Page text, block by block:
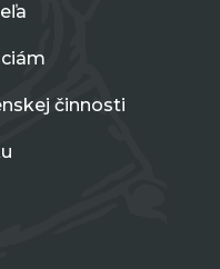
činnosti